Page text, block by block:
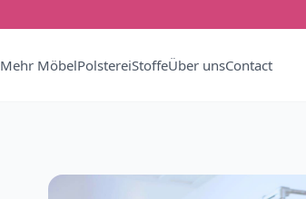
Mehr MöbelPolstereiStoffeÜber unsContact